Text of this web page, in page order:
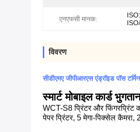
एनएफसी मानक:
विवरण
सीडीएमए जीपीआरएस एंड्रॉइड पॉस
स्मार्ट मोबाइल कार्ड
WCT-S8 प्रिंटर और फिंगरप्रिंट
पेपर प्रिंटर, 5 मेगा-पिक्सेल कैमरा,